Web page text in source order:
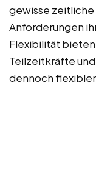
gewisse
Anforderungen
Flexibilität
Teilzeitkräfte
dennoch